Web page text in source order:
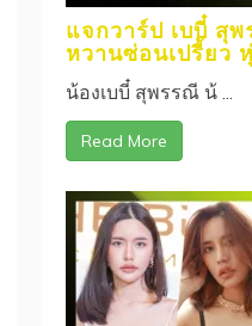
แจกวาร์ป เบบี๋ สุ
หวานซ่อนเปรี้ยว
น้องเบบี๋ สุพรรณี น้ ...
Read More